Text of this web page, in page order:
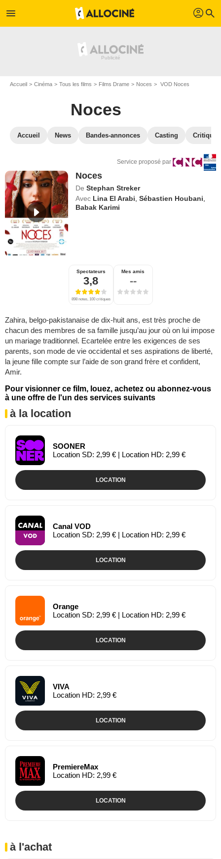
menu profil search
Accueil Cinéma Tous les films Films Drame Noces VOD Noces
Noces
Accueil News Bandes-annonces Casting
Service proposé par
Noces
De Stephan Streker
Avec Lina El Arabi ,Sébastien Houbani
Babak Karimi
Spectateurs
3,8
898 notes, 100 critiques
Mes amis
--
Zahira, belgo-pakistanaise de dix-huit ans, est très proche de
chacun des membres de sa famille jusqu’au jour où on lui impose
un mariage traditionnel. Ecartelée entre les exigences de ses
parents, son mode de vie occidental et ses aspirations de liberté,
la jeune fille compte sur l’aide de son grand frère et confident,
Amir.
Pour visionner ce film, louez, achetez ou abonnez-vous
à une offre de l'un des services suivants
à la location
SOONER
Location SD: 2,99 € | Location HD: 2,99 €
LOCATION
Canal VOD
Location SD: 2,99 € | Location HD: 2,99 €
LOCATION
Orange
Location SD: 2,99 € | Location HD: 2,99 €
LOCATION
VIVA
Location HD: 2,99 €
LOCATION
PremiereMax
Location HD: 2,99 €
LOCATION
à l'achat